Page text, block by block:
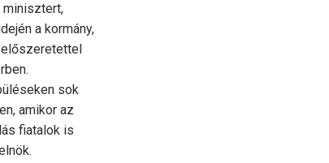
minisztert,
a kormány,
előszeretettel
sok
amikor az
fiatalok is